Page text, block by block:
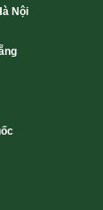
Nội